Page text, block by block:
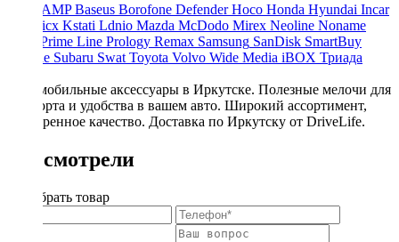
AMP Baseus Borofone Defender Hoco Honda Hyundai Incar
Kicx Kstati Ldnio Mazda McDodo Mirex Neoline Noname
Prime Line Prology Remax Samsung SanDisk SmartBuy
Starline Subaru Swat Toyota Volvo Wide Media iBOX Триада
Автомобильные аксессуары в Иркутске. Полезные мелочи для
комфорта и удобства в вашем авто. Широкий ассортимент,
проверенное качество. Доставка по Иркутску от DriveLife.
Вы смотрели
Подобрать товар